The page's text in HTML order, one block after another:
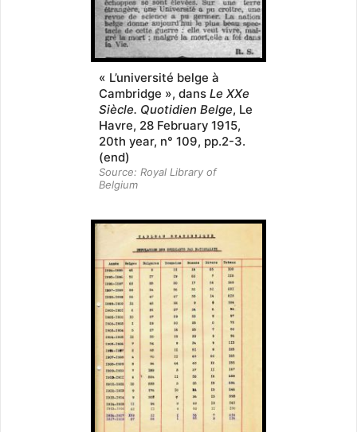
« L’université belge à
Cambridge », dans Le XXe
Siècle. Quotidien Belge, Le
Havre, 28 February 1915,
20th year, n° 109, pp.2-3.
(end)
Source: Royal Library of
Belgium